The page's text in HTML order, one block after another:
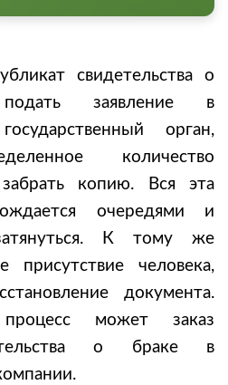
свидетельства о
заявление в
орган,
количество
копию. Вся эта
очередями и
К тому же
присутствие человека,
документа.
может заказ
о браке в